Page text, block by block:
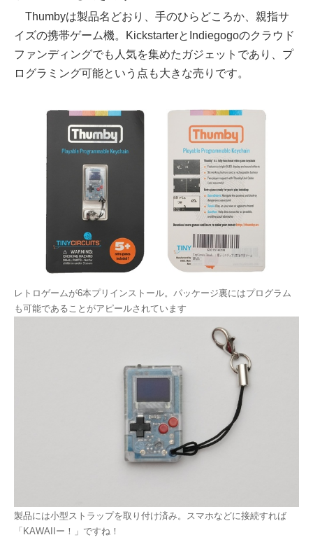
Thumbyは製品名どおり、手のひらどころか、親指サ
イズの携帯ゲーム機。KickstarterとIndiegogoのクラウド
ファンディングでも人気を集めたガジェットであり、プ
ログラミング可能という点も大きな売りです。
レトロゲームが6本プリインストール。パッケージ裏にはプログラム
も可能であることがアピールされています
製品には小型ストラップを取り付け済み。スマホなどに接続すれば
「KAWAIIー！」ですね！